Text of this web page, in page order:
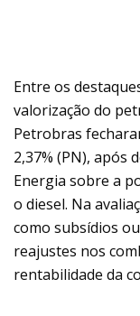
Entre os
valorização do
Petrobras
2,37% (PN), após
Energia sobre a
o diesel. Na
como subsídios
reajustes nos
rentabilidade da